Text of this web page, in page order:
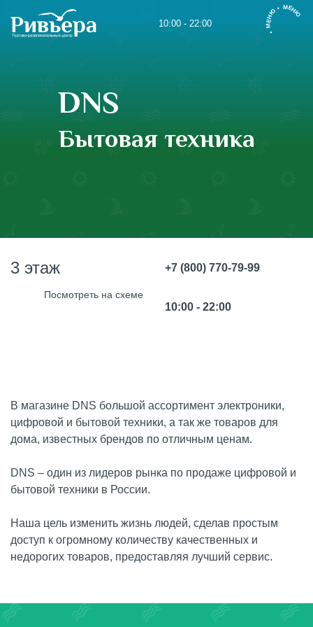
10:00 - 22:00 • МЕНЮ • МЕНЮ
DNS
Бытовая техника
3 этаж
Посмотреть на схеме
+7 (800) 770-79-99
10:00 - 22:00
В магазине DNS большой ассортимент электроники,
цифровой и бытовой техники, а так же товаров для
дома, известных брендов по отличным ценам.
DNS – один из лидеров рынка по продаже цифровой и
бытовой техники в России.
Наша цель изменить жизнь людей, сделав простым
доступ к огромному количеству качественных и
недорогих товаров, предоставляя лучший сервис.